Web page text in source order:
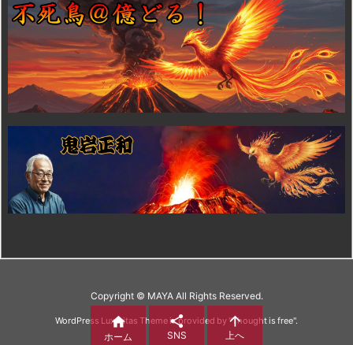
Copyright © MAYAAll Rights Reserved.
WordPress Luxeritas Theme is provided by "Thought is free".

ホーム

SNS

上へ